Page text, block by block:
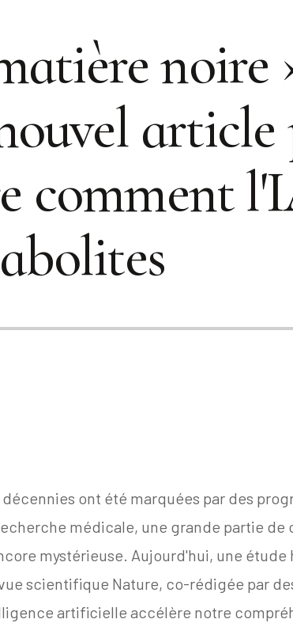
noire
comment
ont été marquées par des
médicale, une grande partie de
mystérieuse. Aujourd'hui, une
scientifique Nature, co-rédigée par
artificielle accélère notre